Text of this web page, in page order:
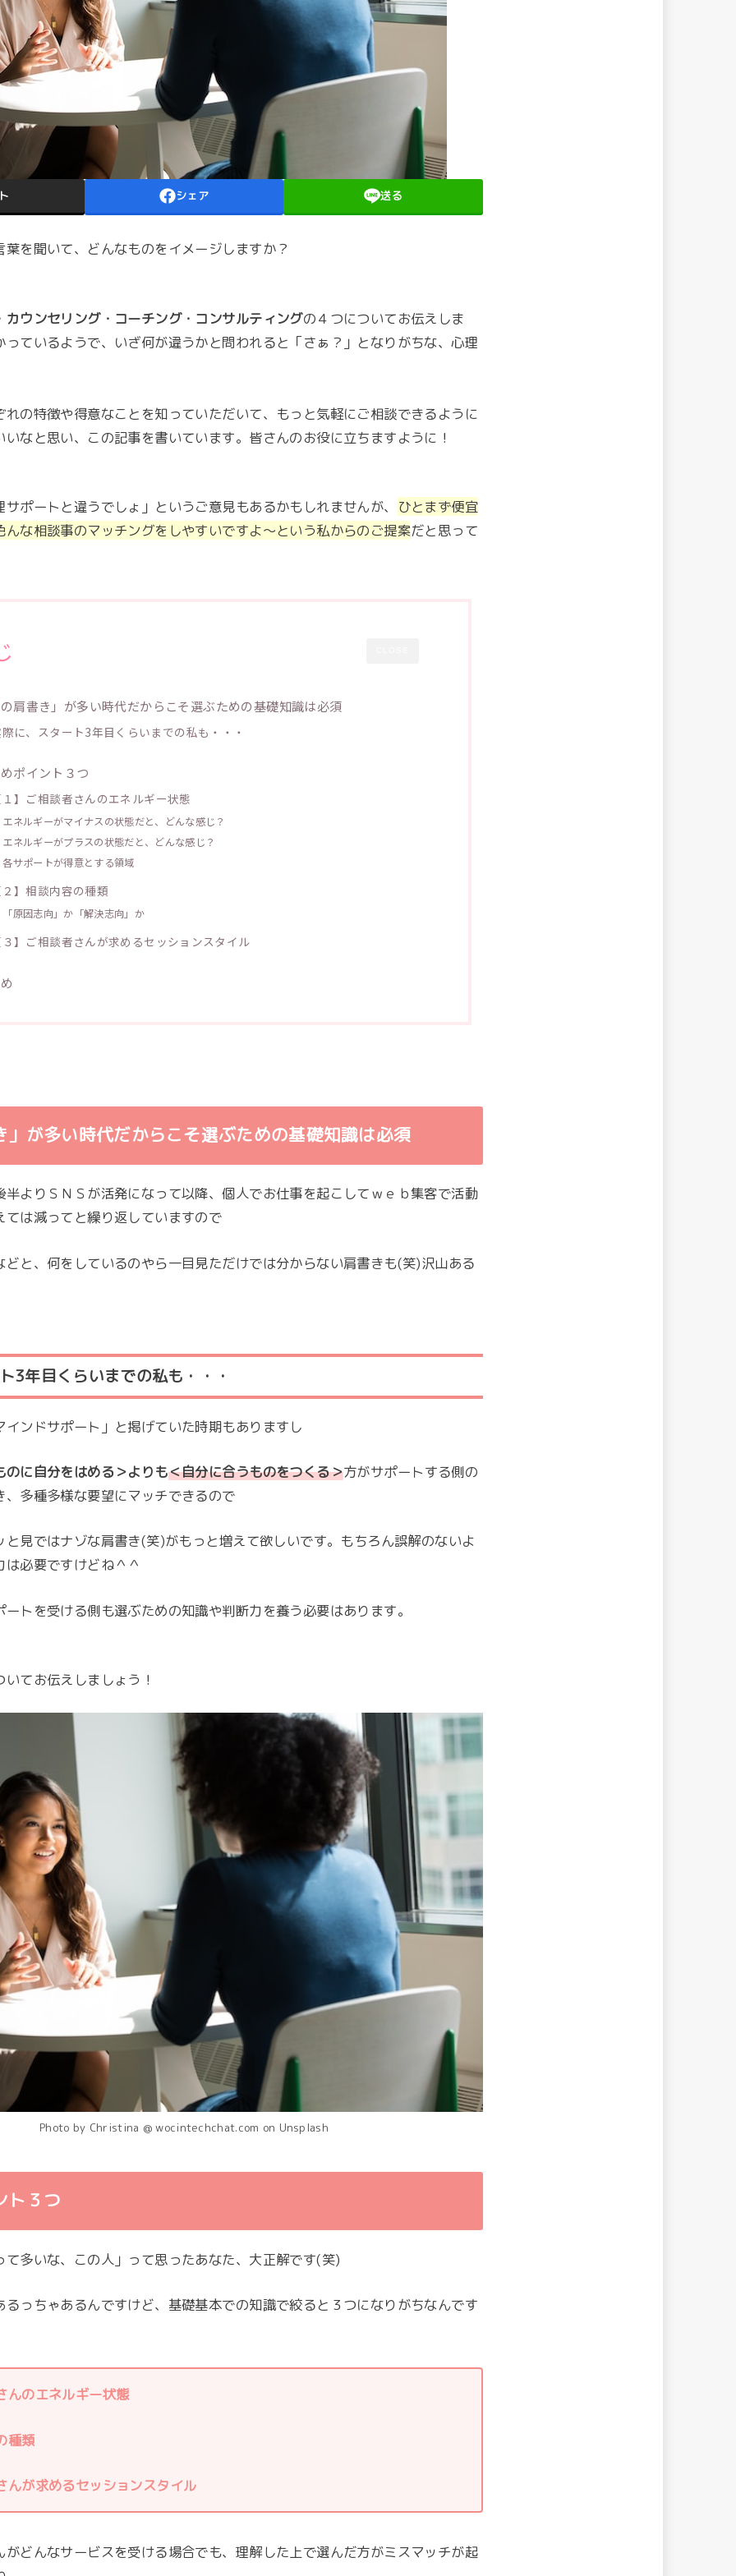
シェア 送る
を聞いて、どんなものをイメージしますか？
カウンセリング・コーチング・コンサルティングの４つについてお伝えしま
っているようで、いざ何が違うかと問われると「さぁ？」となりがちな、心理
れの特徴や得意なことを知っていただいて、もっと気軽にご相談できるように
なと思い、この記事を書いています。皆さんのお役に立ちますように！
ポートと違うでしょ」というご意見もあるかもしれませんが、
ひとまず便宜
んな相談事のマッチングをしやすいですよ～という私からのご提案だと思って
肩書き」が多い時代だからこそ選ぶための基礎知識は必須
に、 スタート3年目くらいまでの私も・・・
ポイント３つ
】ご相談者さんのエネルギー状態
エネルギーがマイナスの状態だと、
どんな感じ？
エネルギーがプラスの状態だと、 どんな感じ？
各サポートが得意とする領域
】相談内容の種類
「原因志向」か「解決志向」か
】ご相談者さんが求めるセッションスタイル
」が多い時代だからこそ選ぶための基礎知識は必須
半よりＳＮＳが活発になって以降、個人でお仕事を起こしてｗｅｂ集客で活動
ては減ってと繰り返していますので
と、何をしているのやら一目見ただけでは分からない肩書きも(笑)沢山ある
3年目くらいまでの私も・・・
ンドサポート」と掲げていた時期もありますし
のに自分をはめる＞よりも＜自分に合うものをつくる＞方がサポートする側の
、多種多様な要望にマッチできるので
と見ではナゾな肩書き(笑)がもっと増えて欲しいです。もちろん誤解のないよ
必要ですけどね＾＾
トを受ける側も選ぶための知識や判断力を養う必要はあります。
てお伝えしましょう！
Photo by Christina @ wocintechchat.com on Unsplash
ト３つ
て多いな、この人」って思ったあなた、大正解です(笑)
るっちゃあるんですけど、基礎基本での知識で絞ると３つになりがちなんです
んのエネルギー状態
種類
んが求めるセッションスタイル
がどんなサービスを受ける場合でも、理解した上で選んだ方がミスマッチが起